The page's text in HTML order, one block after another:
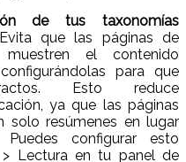
de tus taxonomías
que las páginas de
el contenido
para que
Esto reduce
ya que las páginas
solo resúmenes en lugar
configurar esto
Lectura en tu panel de